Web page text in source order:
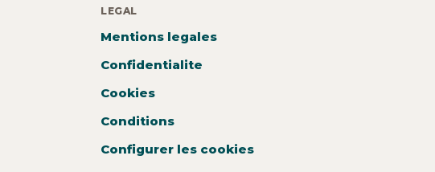
LEGAL
Mentions legales
Confidentialite
Cookies
Conditions
Configurer les cookies